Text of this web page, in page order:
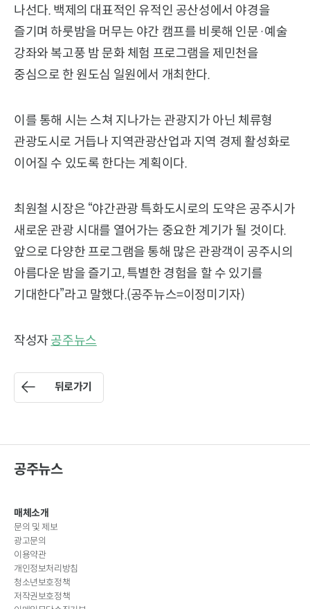
나선다. 백제의 대표적인 유적인 공산성에서 야경을
즐기며 하룻밤을 머무는 야간 캠프를 비롯해 인문·예술
강좌와 복고풍 밤 문화 체험 프로그램을 제민천을
중심으로 한 원도심 일원에서 개최한다.
이를 통해 시는 스쳐 지나가는 관광지가 아닌 체류형
관광도시로 거듭나 지역관광산업과 지역 경제 활성화로
이어질 수 있도록 한다는 계획이다.
최원철 시장은 “야간관광 특화도시로의 도약은 공주시가
새로운 관광 시대를 열어가는 중요한 계기가 될 것이다.
앞으로 다양한 프로그램을 통해 많은 관광객이 공주시의
아름다운 밤을 즐기고, 특별한 경험을 할 수 있기를
기대한다”라고 말했다.(공주뉴스=이정미기자)
작성자 공주뉴스
뒤로가기
공주뉴스
매체소개
문의 및 제보
광고문의
이용약관
개인정보처리방침
청소년보호정책
저작권보호정책